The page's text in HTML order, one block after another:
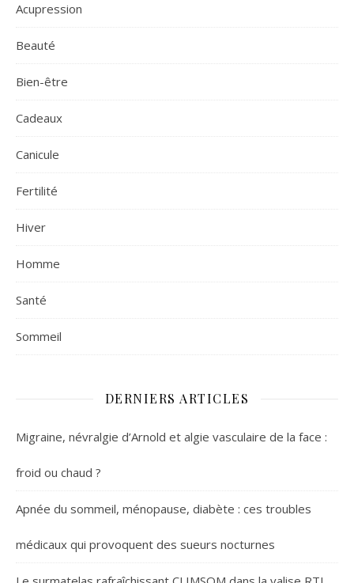
Acupression
Beauté
Bien-être
Cadeaux
Canicule
Fertilité
Hiver
Homme
Santé
Sommeil
DERNIERS ARTICLES
Migraine, névralgie d’Arnold et algie vasculaire de la face :
froid ou chaud ?
Apnée du sommeil, ménopause, diabète : ces troubles
médicaux qui provoquent des sueurs nocturnes